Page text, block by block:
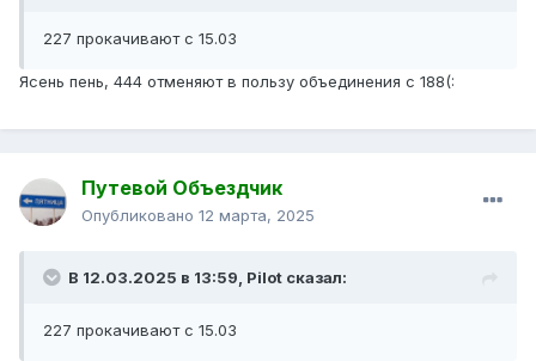
227 прокачивают с 15.03
Ясень пень, 444 отменяют в пользу объединения с 188(:
Путевой Объездчик
Опубликовано 12 марта, 2025
В 12.03.2025 в 13:59, Pilot сказал:
227 прокачивают с 15.03